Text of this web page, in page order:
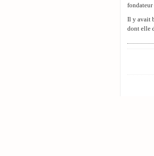
fondateur
Il y avait
dont elle